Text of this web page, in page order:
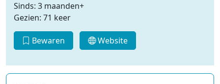
Sinds: 3 maanden+
Gezien: 71 keer
Bewaren Website